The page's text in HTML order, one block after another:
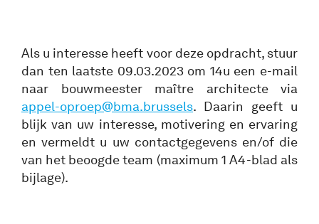
Als u interesse heeft voor deze opdracht, stuur
dan ten laatste 09.03.2023 om 14u een e-mail
naar bouwmeester maître architecte via
appel-oproep@bma.brussels. Daarin geeft u
blijk van uw interesse, motivering en ervaring
en vermeldt u uw contactgegevens en/of die
van het beoogde team (maximum 1 A4-blad als
bijlage).